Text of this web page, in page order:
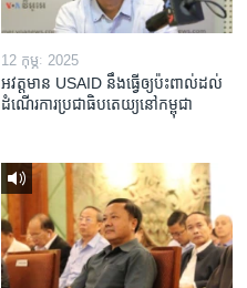
12 កុម្ភៈ 2025
អវត្តមាន USAID នឹងធ្វើឲ្យប៉ះពាល់ដល់
ដំណើរការប្រជាធិបតេយ្យនៅកម្ពុជា